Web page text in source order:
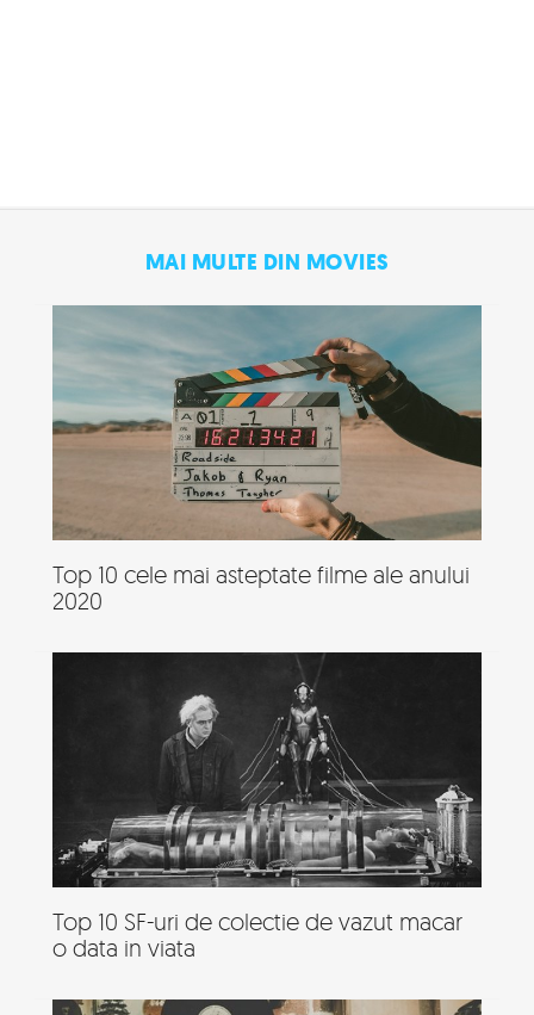
MAI MULTE DIN MOVIES
Top 10 cele mai asteptate filme ale anului
2020
Top 10 SF-uri de colectie de vazut macar
o data in viata